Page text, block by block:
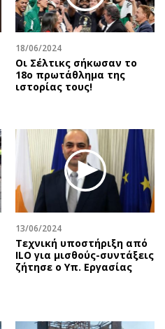
18/06/2024
Οι Σέλτικς σήκωσαν το
18ο πρωτάθλημα της
ιστορίας τους!
13/06/2024
Τεχνική υποστήριξη από
ILO για μισθούς-συντάξεις
ζήτησε ο Υπ. Εργασίας